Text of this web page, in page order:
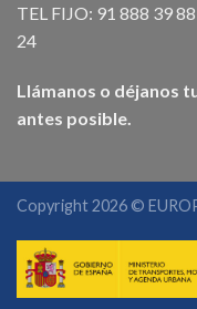
TEL FIJO: 91 888 39
24
Llámanos o déjanos
antes posible.
Copyright 2026 ©